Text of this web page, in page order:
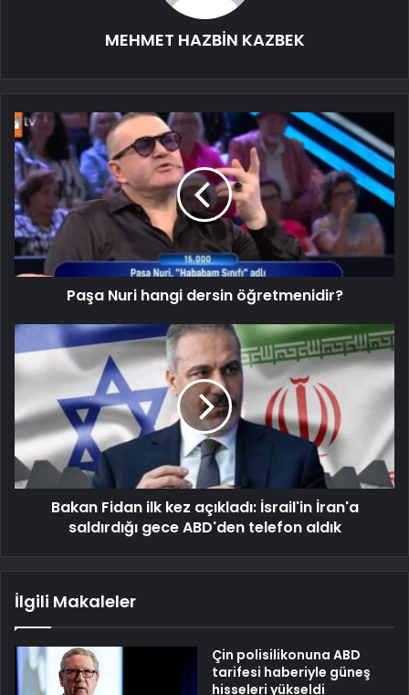
MEHMET HAZBİN KAZBEK
Paşa Nuri hangi dersin öğretmenidir?
Bakan Fidan ilk kez açıkladı: İsrail'in İran'a
saldırdığı gece ABD'den telefon aldık
İlgili Makaleler
Çin polisilikonuna ABD
tarifesi haberiyle güneş
hisseleri yükseldi